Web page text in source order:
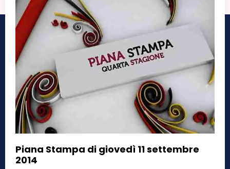
Piana Stampa di giovedì 11 settembre
2014